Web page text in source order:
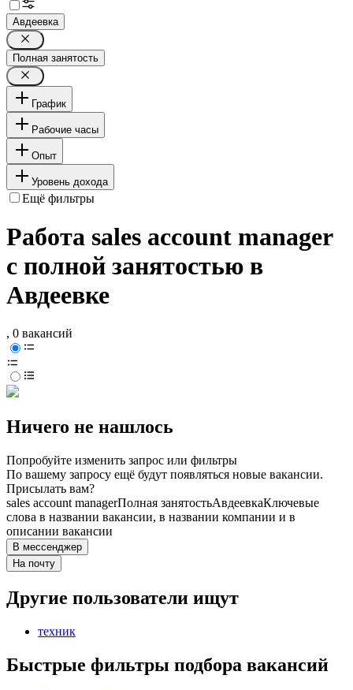
Авдеевка
Полная занятость
График
Рабочие часы
Опыт
Уровень дохода
Ещё фильтры
Работа sales account manager
с полной занятостью в
Авдеевке
, 0 вакансий
Ничего не нашлось
Попробуйте изменить запрос или фильтры
По вашему запросу ещё будут появляться новые вакансии.
Присылать вам?
sales account managerПолная занятостьАвдеевкаКлючевые
слова в названии вакансии, в названии компании и в
описании вакансии
В мессенджер
На почту
Другие пользователи ищут
техник
Быстрые фильтры подбора вакансий